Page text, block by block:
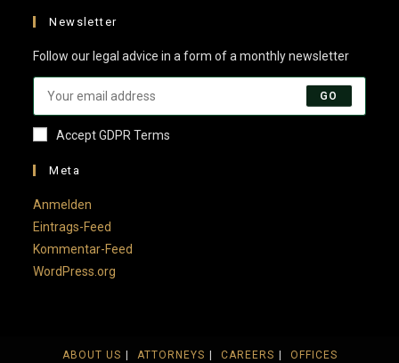
Newsletter
Follow our legal advice in a form of a monthly newsletter
GO
Accept GDPR Terms
Meta
Anmelden
Eintrags-Feed
Kommentar-Feed
WordPress.org
ABOUT US ATTORNEYS CAREERS OFFICES